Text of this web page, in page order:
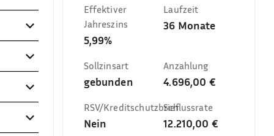
Effektiver
Jahreszins
5,99%
Laufzeit
36 Monate
Sollzinsart
gebunden
Anzahlung
4.696,00 €
RSV/Kreditschutzbrief
Nein
Schlussrate
12.210,00 €